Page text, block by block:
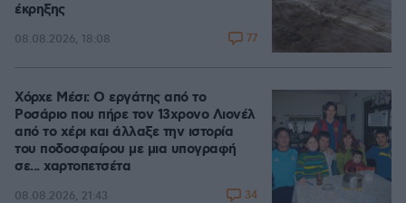
έκρηξης
08.08.2026, 18:08 77
Χόρχε Μέσι: Ο εργάτης από το
Ροσάριο που πήρε τον 13χρονο Λιονέλ
από το χέρι και άλλαξε την ιστορία
του ποδοσφαίρου με μια υπογραφή
σε... χαρτοπετσέτα
08.08.2026, 21:43 34